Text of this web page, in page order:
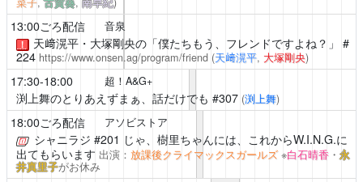
13:00ごろ配信 音泉
！ 天﨑滉平・大塚剛央の「僕たちもう、フレンドですよね？」 #
224 https://www.onsen.ag/program/friend (天﨑滉平, 大塚剛央)
17:30-18:00 超！A&G+
渕上舞のとりあえずまぁ、話だけでも #307 (渕上舞)
18:00ごろ配信 アソビストア
シャニラジ #201 じゃ、樹里ちゃんには、これからW.I.N.G.に
出てもらいます 出演： 放課後クライマックスガールズ※白石晴香・ 永
井真里子がお休み